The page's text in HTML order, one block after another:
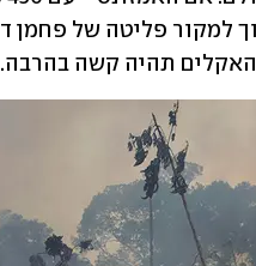
האקלים תהיה קשה בהרבה.